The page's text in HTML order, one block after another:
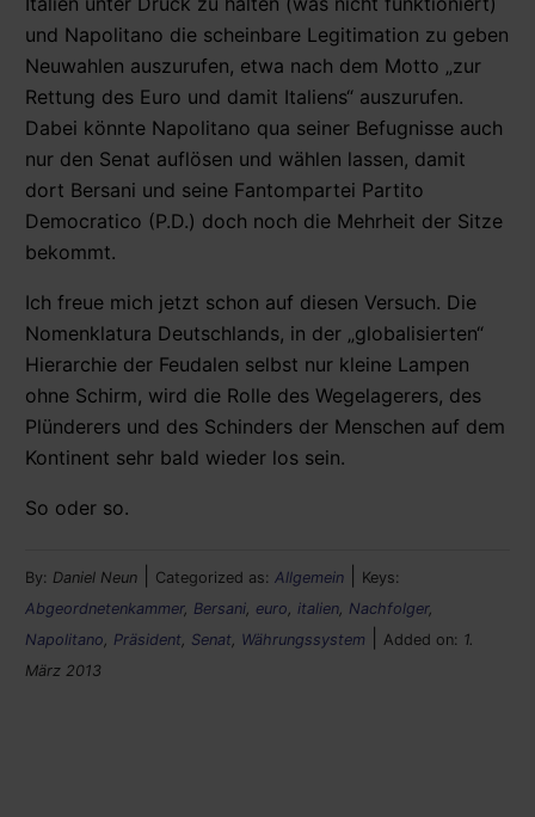
und Napolitano die scheinbare Legitimation zu geben
Neuwahlen auszurufen, etwa nach dem Motto „zur
Rettung des Euro und damit Italiens“ auszurufen.
Dabei könnte Napolitano qua seiner Befugnisse auch
nur den Senat auflösen und wählen lassen, damit
dort Bersani und seine Fantompartei Partito
Democratico (P.D.) doch noch die Mehrheit der Sitze
bekommt.
Ich freue mich jetzt schon auf diesen Versuch. Die
Nomenklatura Deutschlands, in der „globalisierten“
Hierarchie der Feudalen selbst nur kleine Lampen
ohne Schirm, wird die Rolle des Wegelagerers, des
Plünderers und des Schinders der Menschen auf dem
Kontinent sehr bald wieder los sein.
So oder so.
By: Daniel Neun Categorized as: Allgemein
Keys:
Abgeordnetenkammer, Bersani euro italien Nachfolger,
Napolitano
Präsident Senat Währungssystem Added on: 1.
März 2013